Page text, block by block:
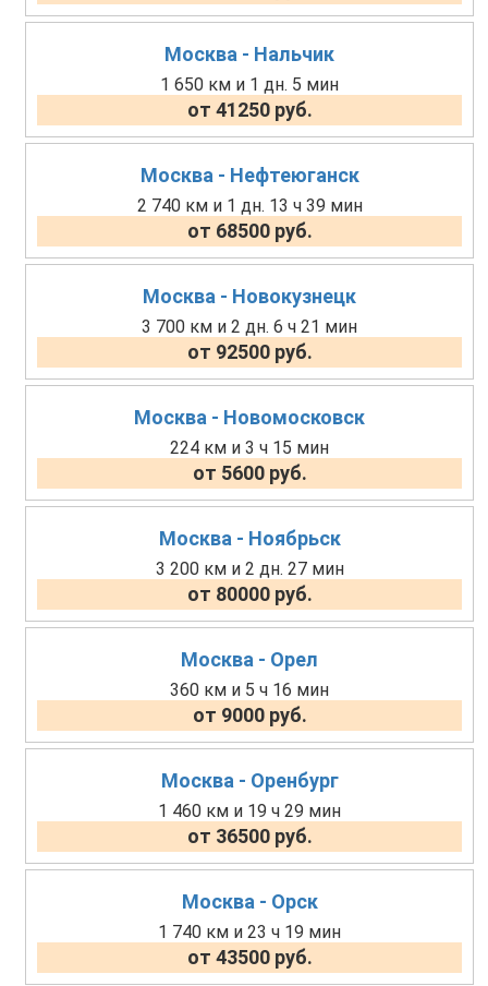
Москва - Нальчик
1 650 км и 1 дн. 5 мин
от 41250 руб.
Москва - Нефтеюганск
2 740 км и 1 дн. 13 ч 39 мин
от 68500 руб.
Москва - Новокузнецк
3 700 км и 2 дн. 6 ч 21 мин
от 92500 руб.
Москва - Новомосковск
224 км и 3 ч 15 мин
от 5600 руб.
Москва - Ноябрьск
3 200 км и 2 дн. 27 мин
от 80000 руб.
Москва - Орел
360 км и 5 ч 16 мин
от 9000 руб.
Москва - Оренбург
1 460 км и 19 ч 29 мин
от 36500 руб.
Москва - Орск
1 740 км и 23 ч 19 мин
от 43500 руб.